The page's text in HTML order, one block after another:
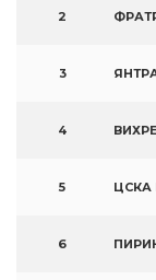
2
3
4
5 ЦСКА
6